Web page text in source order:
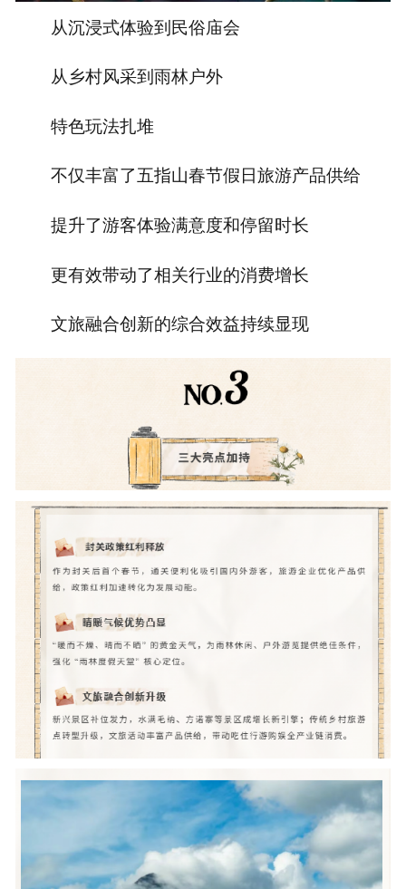
从沉浸式体验到民俗庙会
从乡村风采到雨林户外
特色玩法扎堆
不仅丰富了五指山春节假日旅游产品供给
提升了游客体验满意度和停留时长
更有效带动了相关行业的消费增长
文旅融合创新的综合效益持续显现